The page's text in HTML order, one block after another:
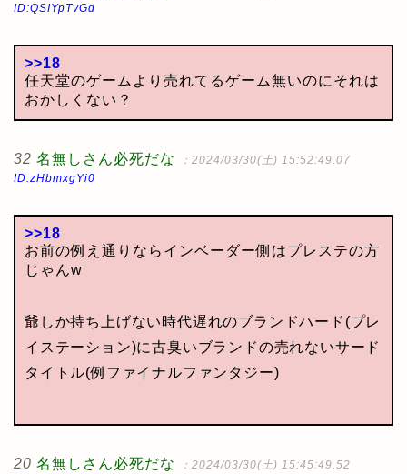
ID:QSIYpTvGd
>>18
任天堂のゲームより売れてるゲーム無いのにそれは
おかしくない？
32 名無しさん必死だな
：2024/03/30(土) 15:52:49.07
ID:zHbmxgYi0
>>18
お前の例え通りならインベーダー側はプレステの方
じゃんw
爺しか持ち上げない時代遅れのブランドハード(プレ
イステーション)に古臭いブランドの売れないサード
タイトル(例ファイナルファンタジー)
20 名無しさん必死だな
：2024/03/30(土) 15:45:49.52